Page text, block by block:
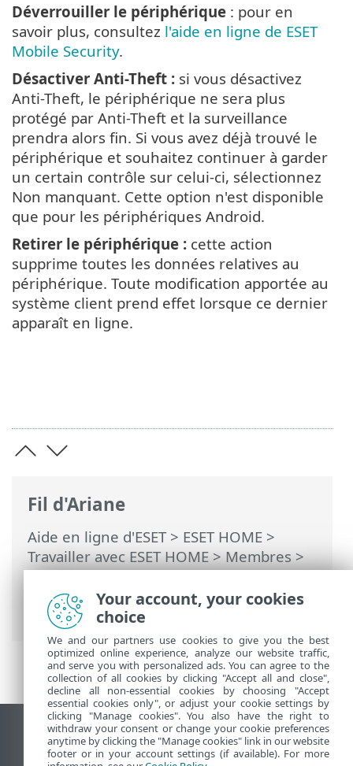
Fil d'Ariane
Aide en ligne d'ESET> ESET HOME >
Travailler avec ESET HOME>Membres>
Fonctionnalités ESET assignées au
membre
>Anti-Theft>Périphériques
protégés par Anti-Theft
> Paramètres
Déverrouiller le périphérique : pour en
savoir plus, consultez l'aide en ligne de ESET
Mobile Security.
Désactiver Anti-Theft : si vous désactivez
Anti-Theft, le périphérique ne sera plus
protégé par Anti-Theft et la surveillance
prendra alors fin. Si vous avez déjà trouvé le
périphérique et souhaitez continuer à garder
un certain contrôle sur celui-ci, sélectionnez
Non manquant. Cette option n'est disponible
que pour les périphériques Android.
Retirer le périphérique : cette action
supprime toutes les données relatives au
périphérique. Toute modification apportée au
système client prend effet lorsque ce dernier
apparaît en ligne.
Afficher le site pour ordinateur de bureau
End of Life
Your account, your cookies
choice
We and our partners use cookies to give you the best
optimized online experience, analyze our website traffic,
and serve you with personalized ads. You can agree to the
collection of all cookies by clicking "Accept all and close",
decline all non-essential cookies by choosing "Accept
essential cookies only", or adjust your cookie settings by
clicking "Manage cookies". You also have the right to
withdraw your consent or change your cookie preferences
anytime by clicking the "Manage cookies" link in our website
footer or in your account settings (if available). For more